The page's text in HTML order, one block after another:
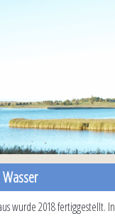
Wasser
wurde 2018 fertiggestellt.